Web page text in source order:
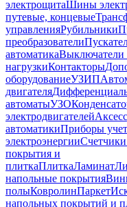
электрощитаШины
путевые, концевые
управленияРубильники
преобразователи
автоматикаВыключатели
нагрузкиКонтакторы
оборудованиеУЗИП
двигателя
автоматыУЗО
электродвигателей
автоматикиПриборы
электроэнергии
покрытия и
плиткаПлиткаЛаминат
напольные покрытия
полыКовролинПаркет
напольных покрытий и